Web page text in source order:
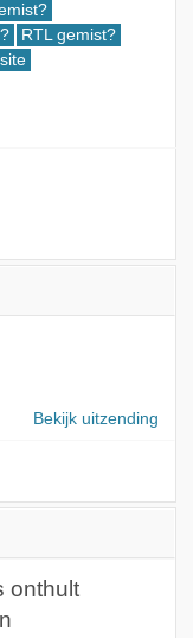
RTL gemist?
Bekijk uitzending
onthult